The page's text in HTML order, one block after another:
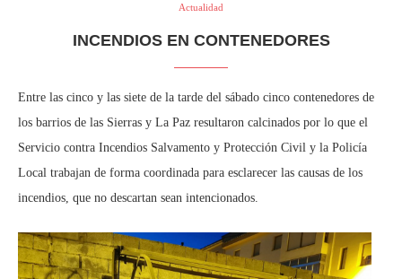
Actualidad
INCENDIOS EN CONTENEDORES
Entre las cinco y las siete de la tarde del sábado cinco contenedores de
los barrios de las Sierras y La Paz resultaron calcinados por lo que el
Servicio contra Incendios Salvamento y Protección Civil y la Policía
Local trabajan de forma coordinada para esclarecer las causas de los
incendios, que no descartan sean intencionados.